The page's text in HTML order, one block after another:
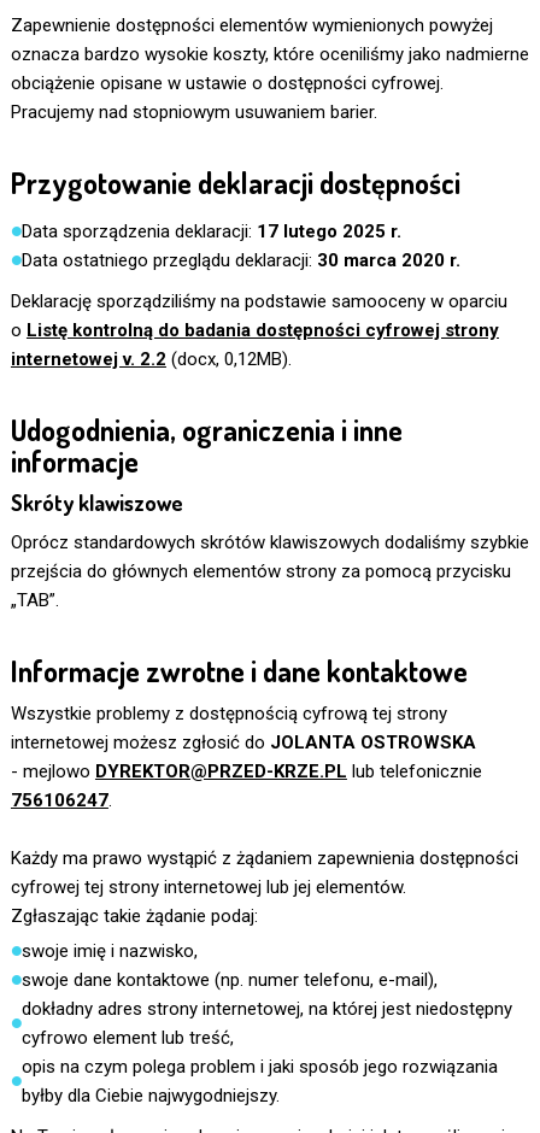
Zapewnienie dostępności elementów wymienionych powyżej
oznacza bardzo wysokie koszty, które oceniliśmy jako nadmierne
obciążenie opisane w ustawie o dostępności cyfrowej.
Pracujemy nad stopniowym usuwaniem barier.
Przygotowanie deklaracji dostępności
Data sporządzenia deklaracji: 17 lutego 2025 r.
Data ostatniego przeglądu deklaracji: 30 marca 2020 r.
Deklarację sporządziliśmy na podstawie samooceny w oparciu
o Listę kontrolną do badania dostępności cyfrowej strony
internetowej v. 2.2 (docx, 0,12MB).
Udogodnienia, ograniczenia i inne
informacje
Skróty klawiszowe
Oprócz standardowych skrótów klawiszowych dodaliśmy szybkie
przejścia do głównych elementów strony za pomocą przycisku
„TAB”.
Informacje zwrotne i dane kontaktowe
Wszystkie problemy z dostępnością cyfrową tej strony
internetowej możesz zgłosić do JOLANTA OSTROWSKA
- mejlowo DYREKTOR@PRZED-KRZE.PL lub telefonicznie
756106247.
Każdy ma prawo wystąpić z żądaniem zapewnienia dostępności
cyfrowej tej strony internetowej lub jej elementów.
Zgłaszając takie żądanie podaj:
swoje imię i nazwisko,
swoje dane kontaktowe (np. numer telefonu, e-mail),
dokładny adres strony internetowej, na której jest niedostępny
cyfrowo element lub treść,
opis na czym polega problem i jaki sposób jego rozwiązania
byłby dla Ciebie najwygodniejszy.